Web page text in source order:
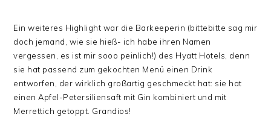
Ein weiteres Highlight war die Barkeeperin (bittebitte sag mir
doch jemand, wie sie hieß- ich habe ihren Namen
vergessen, es ist mir sooo peinlich!) des Hyatt Hotels, denn
sie hat passend zum gekochten Menü einen Drink
entworfen, der wirklich großartig geschmeckt hat: sie hat
einen Apfel-Petersiliensaft mit Gin kombiniert und mit
Merrettich getoppt. Grandios!